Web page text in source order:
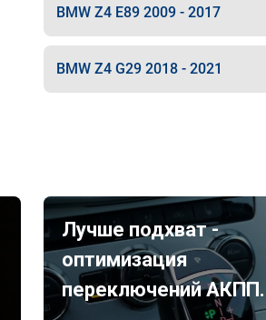
BMW Z4 E89 2009 - 2017
BMW Z4 G29 2018 - 2021
Лучше подхват -
оптимизация
переключений АКПП.